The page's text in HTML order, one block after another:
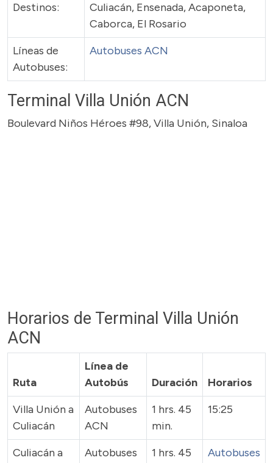
Destinos:
Culiacán, Ensenada, Acaponeta,
Caborca, El Rosario
Líneas de
Autobuses:
Autobuses ACN
Terminal Villa Unión ACN
Boulevard Niños Héroes #98, Villa Unión, Sinaloa
Horarios de Terminal Villa Unión
ACN
Ruta
Línea de
Autobús
Duración
Horarios
Villa Unión a
Culiacán
Autobuses
ACN
1 hrs. 45
min.
15:25
Culiacán a
Autobuses
1 hrs. 45
Autobuses